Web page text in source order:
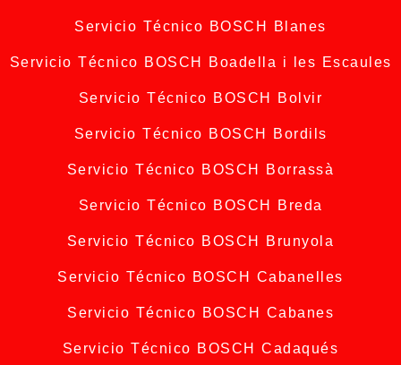
Servicio Técnico BOSCH Blanes
Servicio Técnico BOSCH Boadella i les Escaules
Servicio Técnico BOSCH Bolvir
Servicio Técnico BOSCH Bordils
Servicio Técnico BOSCH Borrassà
Servicio Técnico BOSCH Breda
Servicio Técnico BOSCH Brunyola
Servicio Técnico BOSCH Cabanelles
Servicio Técnico BOSCH Cabanes
Servicio Técnico BOSCH Cadaqués